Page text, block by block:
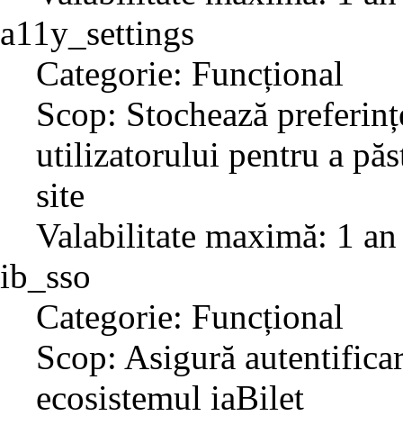
a11y_settings
Categorie: Funcțional
Scop: Stochează
utilizatorului pentru a
site
Valabilitate maximă: 1 an
ib_sso
Categorie: Funcțional
Scop: Asigură
ecosistemul iaBilet